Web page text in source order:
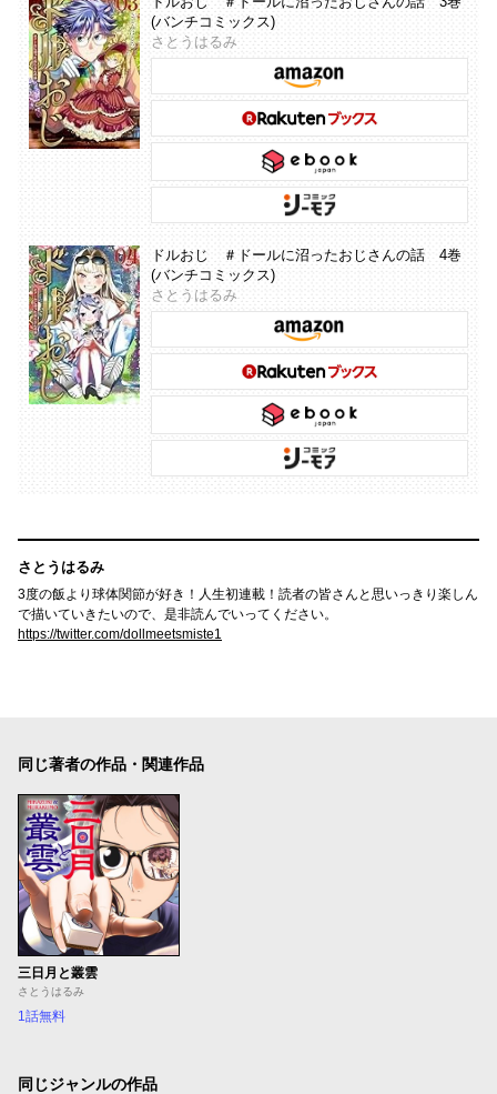
(バンチコミックス)
さとうはるみ
ドルおじ ＃ドールに沼ったおじさんの話 4巻
(バンチコミックス)
さとうはるみ
さとうはるみ
3度の飯より球体関節が好き！人生初連載！読者の皆さんと思いっきり楽しん
で描いていきたいので、是非読んでいってください。
https://twitter.com/dollmeetsmiste1
同じ著者の作品・関連作品
三日月と叢雲
さとうはるみ
1話無料
同じジャンルの作品